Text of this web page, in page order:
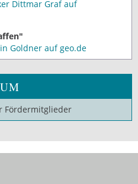
Dittmar Graf auf
Goldner auf geo.de
Fördermitglieder